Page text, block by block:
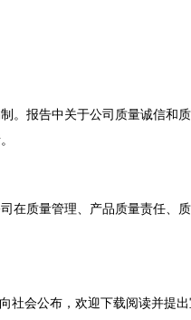
。报告中关于公司质量诚信和
在质量管理、产品质量责任、
社会公布，欢迎下载阅读并提